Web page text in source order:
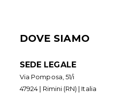
DOVE SIAMO
SEDE LEGALE
Via Pomposa, 51/i
47924 | Rimini (RN) | Italia